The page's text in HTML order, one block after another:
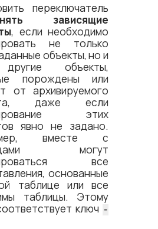
переключатель
зависящие
, если необходимо
не только
объекты, но и
объекты,
порождены или
от архивируемого
даже если
этих
явно не задано.
вместе с
могут
все
основанные
таблице или все
таблицы. Этому
ключ -